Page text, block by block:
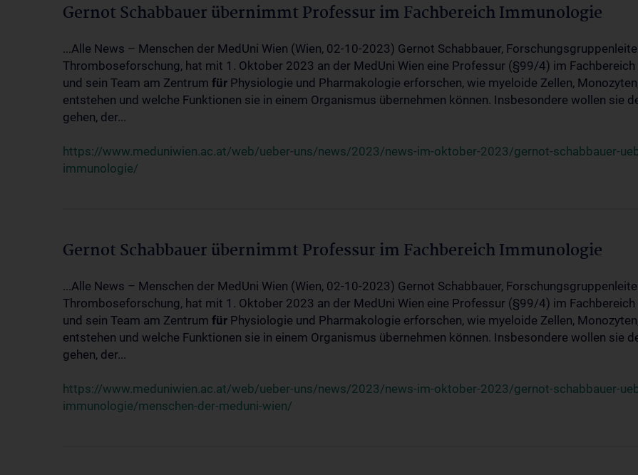
Gernot Schabbauer übernimmt Professur im Fachbereich Immunologie
...Alle News – Menschen der MedUni Wien (Wien, 02-10-2023) Gernot Schabbauer,
Thromboseforschung, hat mit 1. Oktober 2023 an der MedUni Wien eine Professur (§99/4) im
und sein Team am Zentrum für Physiologie und Pharmakologie erforschen, wie myeloide Zellen,
entstehen und welche Funktionen sie in einem Organismus übernehmen können. Insbesondere wollen sie
gehen, der...
https://www.meduniwien.ac.at/web/ueber-uns/news/2023/news-im-oktober-2023/gernot-schabbauer-
immunologie/
Gernot Schabbauer übernimmt Professur im Fachbereich Immunologie
...Alle News – Menschen der MedUni Wien (Wien, 02-10-2023) Gernot Schabbauer,
Thromboseforschung, hat mit 1. Oktober 2023 an der MedUni Wien eine Professur (§99/4) im
und sein Team am Zentrum für Physiologie und Pharmakologie erforschen, wie myeloide Zellen,
entstehen und welche Funktionen sie in einem Organismus übernehmen können. Insbesondere wollen sie
gehen, der...
https://www.meduniwien.ac.at/web/ueber-uns/news/2023/news-im-oktober-2023/gernot-schabbauer-
immunologie/menschen-der-meduni-wien/